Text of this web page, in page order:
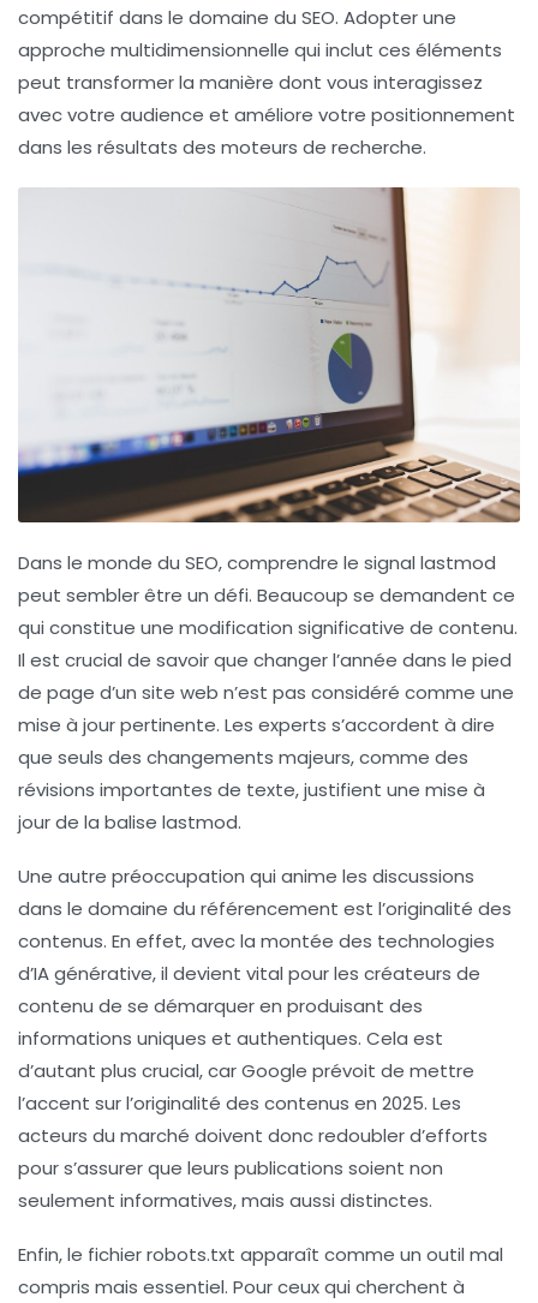
compétitif dans le domaine du SEO. Adopter une
approche multidimensionnelle qui inclut ces éléments
peut transformer la manière dont vous interagissez
avec votre audience et améliore votre positionnement
dans les résultats des moteurs de recherche.
Dans le monde du SEO, comprendre le signal lastmod
peut sembler être un défi. Beaucoup se demandent ce
qui constitue une modification significative de contenu.
Il est crucial de savoir que changer l’année dans le pied
de page d’un site web n’est pas considéré comme une
mise à jour pertinente. Les experts s’accordent à dire
que seuls des changements majeurs, comme des
révisions importantes de texte, justifient une mise à
jour de la balise lastmod.
Une autre préoccupation qui anime les discussions
dans le domaine du référencement est l’originalité des
contenus. En effet, avec la montée des technologies
d’IA générative, il devient vital pour les créateurs de
contenu de se démarquer en produisant des
informations uniques et authentiques. Cela est
d’autant plus crucial, car Google prévoit de mettre
l’accent sur l’originalité des contenus en 2025. Les
acteurs du marché doivent donc redoubler d’efforts
pour s’assurer que leurs publications soient non
seulement informatives, mais aussi distinctes.
Enfin, le fichierrobots.txt apparaît comme un outil mal
compris mais essentiel. Pour ceux qui cherchent à